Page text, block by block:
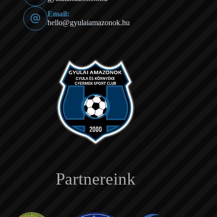
Email:
hello@gyulaiamazonok.hu
Partnereink